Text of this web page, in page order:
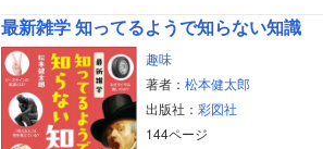
最新雑学 知ってるようで知らない知識
趣味
著者： 松本健太郎
出版社： 彩図社
144ページ